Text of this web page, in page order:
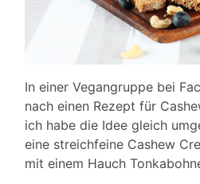
In einer Vegangruppe bei
nach einen Rezept für
ich habe die Idee gleich
eine streichfeine Cashew
mit einem Hauch